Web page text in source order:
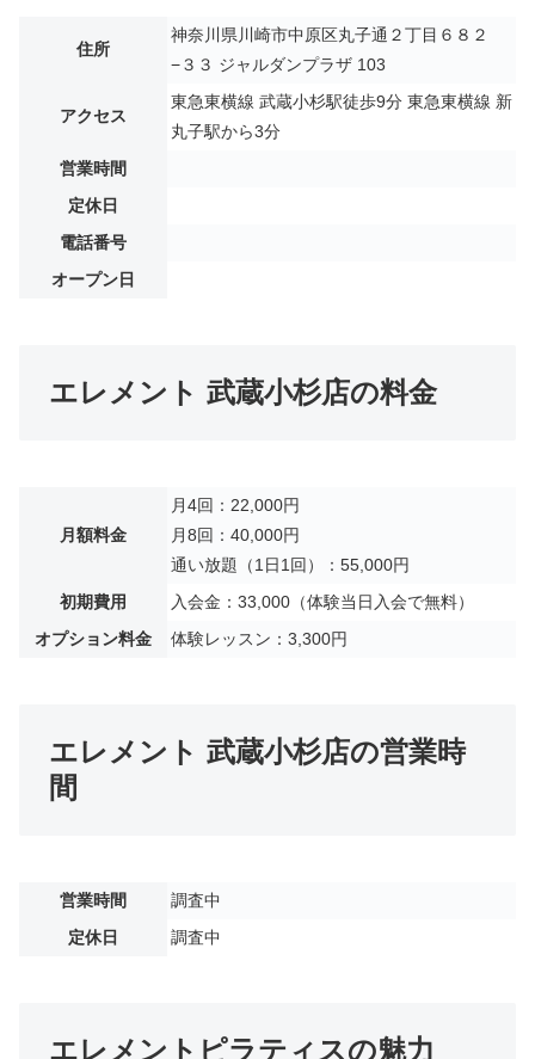
住所
神奈川県川崎市中原区丸子通２丁目６８２
−３３ ジャルダンプラザ 103
アクセス
東急東横線 武蔵小杉駅徒歩9分 東急東横線 新
丸子駅から3分
営業時間
定休日
電話番号
オープン日
エレメント 武蔵小杉店の料金
月額料金
月4回：22,000円
月8回：40,000円
通い放題（1日1回）：55,000円
初期費用
入会金：33,000（体験当日入会で無料）
オプション料金
体験レッスン：3,300円
エレメント 武蔵小杉店の営業時
間
営業時間
調査中
定休日
調査中
エレメントピラティスの魅力